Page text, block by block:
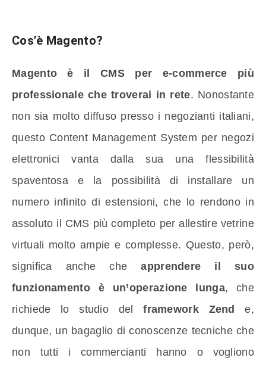
Cos’è Magento?
Magento è il CMS per e-commerce più
professionale che troverai in rete. Nonostante
non sia molto diffuso presso i negozianti italiani,
questo Content Management System per negozi
elettronici vanta dalla sua una flessibilità
spaventosa e la possibilità di installare un
numero infinito di estensioni, che lo rendono in
assoluto il CMS più completo per allestire vetrine
virtuali molto ampie e complesse. Questo, però,
significa anche cheapprendere il suo
funzionamento è un’operazione lunga, che
richiede lo studio delframework Zend
e,
dunque, un bagaglio di conoscenze tecniche che
non tutti i commercianti hanno o vogliono